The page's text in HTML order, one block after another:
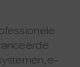
e-